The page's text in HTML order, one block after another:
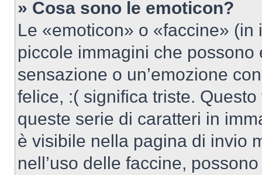
» Cosa sono le emoticon?
Le «emoticon» o «faccine»
piccole immagini che
sensazione o un’emozione
felice, :( significa triste.
queste serie di caratteri in
è visibile nella pagina di invio
nell’uso delle faccine,